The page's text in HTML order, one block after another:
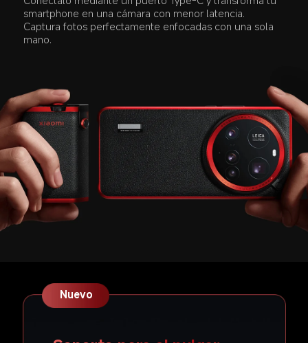
smartphone en una cámara con menor latencia.
Captura fotos perfectamente enfocadas con una sola
mano.
Nuevo